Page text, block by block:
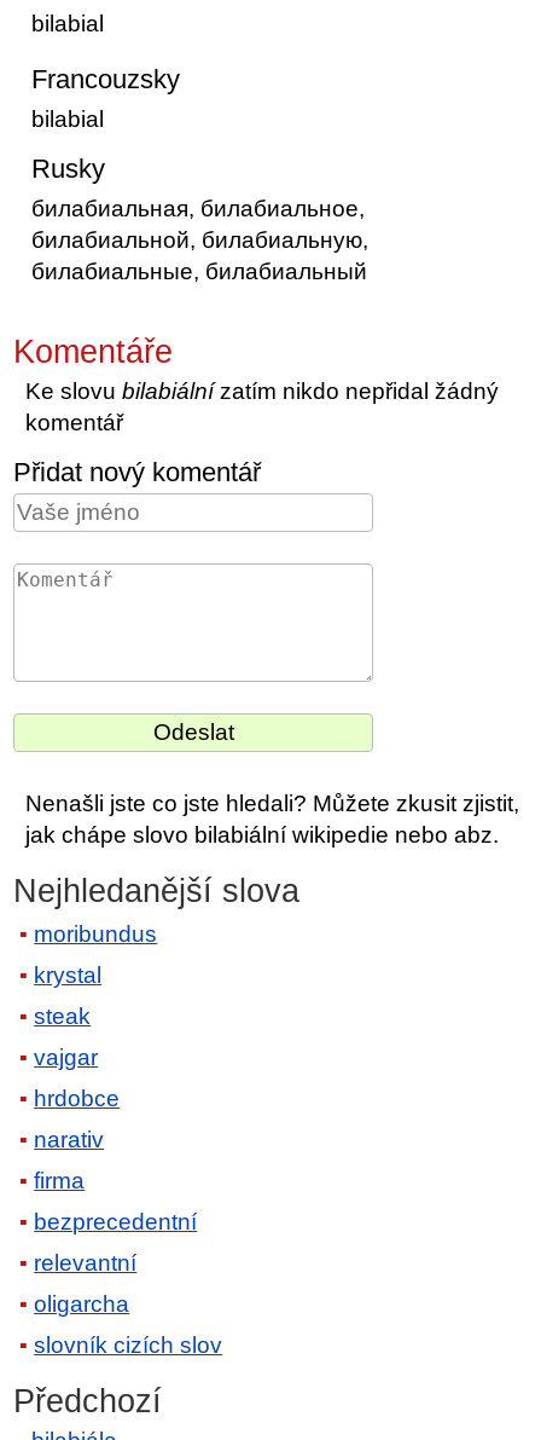
bilabial
Francouzsky
bilabial
Rusky
билабиальная, билабиальное,
билабиальной, билабиальную,
билабиальные, билабиальный
Komentáře
Ke slovubilabiálnízatím nikdo nepřidal žádný
komentář
Přidat nový komentář
Nenašli jste co jste hledali? Můžete zkusit zjistit,
jak chápe slovo bilabiální wikipedie nebo abz.
Nejhledanější slova
moribundus
krystal
steak
vajgar
hrdobce
narativ
firma
bezprecedentní
relevantní
oligarcha
slovník cizích slov
Předchozí